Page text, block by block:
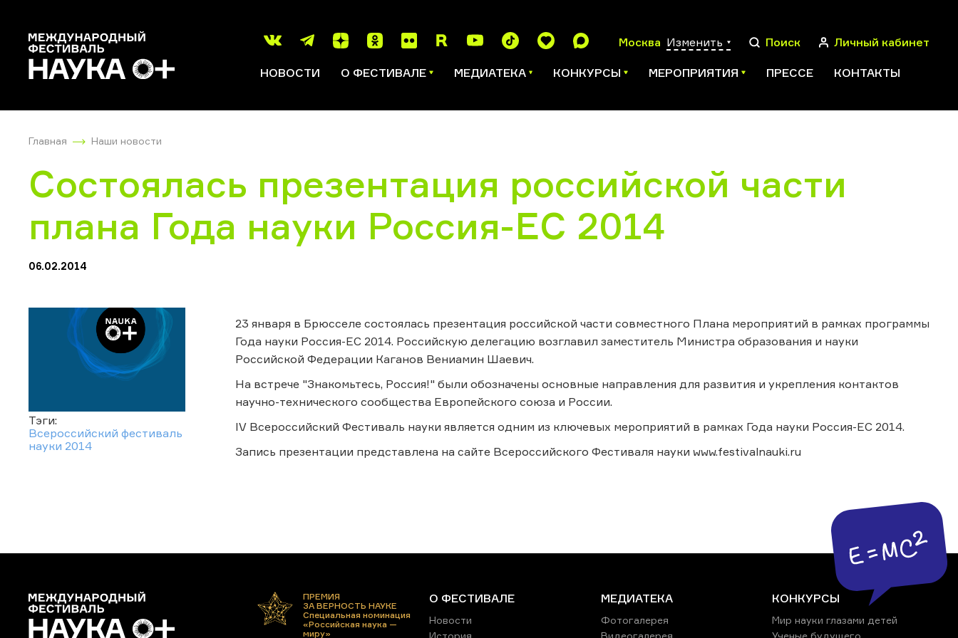
Москва Изменить Поиск
ПОИСК
Личный кабинет
НОВОСТИ О ФЕСТИВАЛЕ МЕДИАТЕКА КОНКУРСЫ МЕРОПРИЯТИЯ ПРЕССЕ КОНТАКТЫ
Главная Наши новости
Состоялась презентация российской части
плана Года науки Россия-ЕС 2014
06.02.2014
Тэги:
Всероссийский фестиваль
науки 2014
23 января в Брюсселе состоялась презентация российской части совместного Плана мероприятий в рамках программы
Года науки Россия-ЕС 2014. Российскую делегацию возглавил заместитель Министра образования и науки
Российской Федерации Каганов Вениамин Шаевич.
На встрече "Знакомьтесь, Россия!" были обозначены основные направления для развития и укрепления контактов
научно-технического сообщества Европейского союза и России.
IV Всероссийский Фестиваль науки является одним из ключевых мероприятий в рамках Года науки Россия-ЕС 2014.
Запись презентации представлена на сайте Всероссийского Фестиваля науки www.festivalnauki.ru
ПРЕМИЯ
ЗА ВЕРНОСТЬ НАУКЕ
Специальная номинация
«Российская наука —
миру»
О ФЕСТИВАЛЕ
Новости
История
МЕДИАТЕКА
Фотогалерея
Видеогалерея
КОНКУРСЫ
Мир науки глазами детей
Ученые будущего